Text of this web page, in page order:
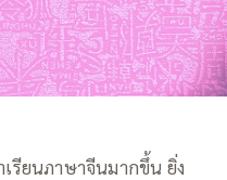
รียนภาษาจีนมากขึ้น ยิ่ง